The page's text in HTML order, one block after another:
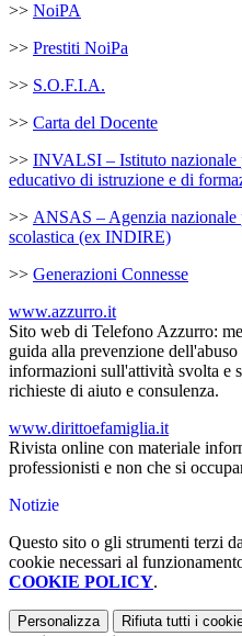
>> NoiPA
>> Prestiti NoiPa
>> S.O.F.I.A.
>> Carta del Docente
>> INVALSI – Istituto nazionale
educativo di istruzione e di
>> ANSAS – Agenzia nazionale
scolastica (ex INDIRE)
>> Generazioni Connesse
www.azzurro.it
Sito web di Telefono Azzurro:
guida alla prevenzione
informazioni sull'attività svolta e
richieste di aiuto e consulenza.
www.dirittoefamiglia.it
Rivista online con materiale
professionisti e non che si
Notizie
Questo sito o gli strumenti terzi
cookie necessari al
COOKIE POLICY.
Personalizza Rifiuta tutti i